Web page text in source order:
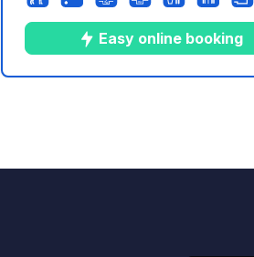
plaisir, bref super pour passer de
bonnes vacances.Easy online booking